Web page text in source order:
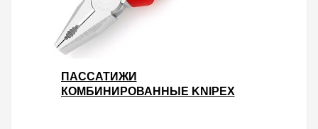
ПАССАТИЖИ
КОМБИНИРОВАННЫЕ KNIPEX